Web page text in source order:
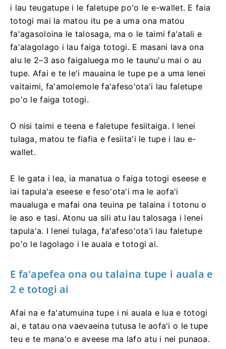
i lau teugatupe i le faletupe po'o le e-wallet. E faia
totogi mai la matou itu pe a uma ona matou
fa'agasoloina le talosaga, ma o le taimi fa'atali e
fa'alagolago i lau faiga totogi. E masani lava ona
alu le 2–3 aso faigaluega mo le taunu'u mai o au
tupe. Afai e te le'i mauaina le tupe pe a uma lenei
vaitaimi, fa'amolemole fa'afeso'ota'i lau faletupe
po'o le faiga totogi.
O nisi taimi e teena e faletupe fesiitaiga. I lenei
tulaga, matou te fiafia e fesiita'i le tupe i lau e-
wallet.
E le gata i lea, ia manatua o faiga totogi eseese e
iai tapula'a eseese e feso'ota'i ma le aofa'i
maualuga e mafai ona teuina pe talaina i totonu o
le aso e tasi. Atonu ua sili atu lau talosaga i lenei
tapula'a. I lenei tulaga, fa'afeso'ota'i lau faletupe
po'o le lagolago i le auala e totogi ai.
E fa'apefea ona ou talaina tupe i auala e
2 e totogi ai
Afai na e fa'atumuina tupe i ni auala e lua e totogi
ai, e tatau ona vaevaeina tutusa le aofa'i o le tupe
teu e te mana'o e aveese ma lafo atu i nei punaoa.